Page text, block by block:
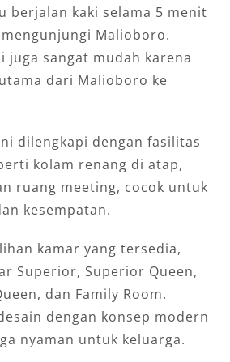
berjalan kaki selama 5 menit
Malioboro.
juga sangat mudah karena
dari Malioboro ke
dilengkapi dengan fasilitas
kolam renang di atap,
ruang meeting, cocok untuk
kesempatan.
kamar yang tersedia,
Superior, Superior Queen,
dan Family Room.
dengan konsep modern
nyaman untuk keluarga.